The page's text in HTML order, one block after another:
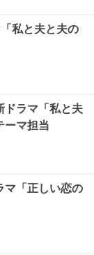
私と夫と夫の
ドラマ「私と夫
ーマ担当
マ「正しい恋の